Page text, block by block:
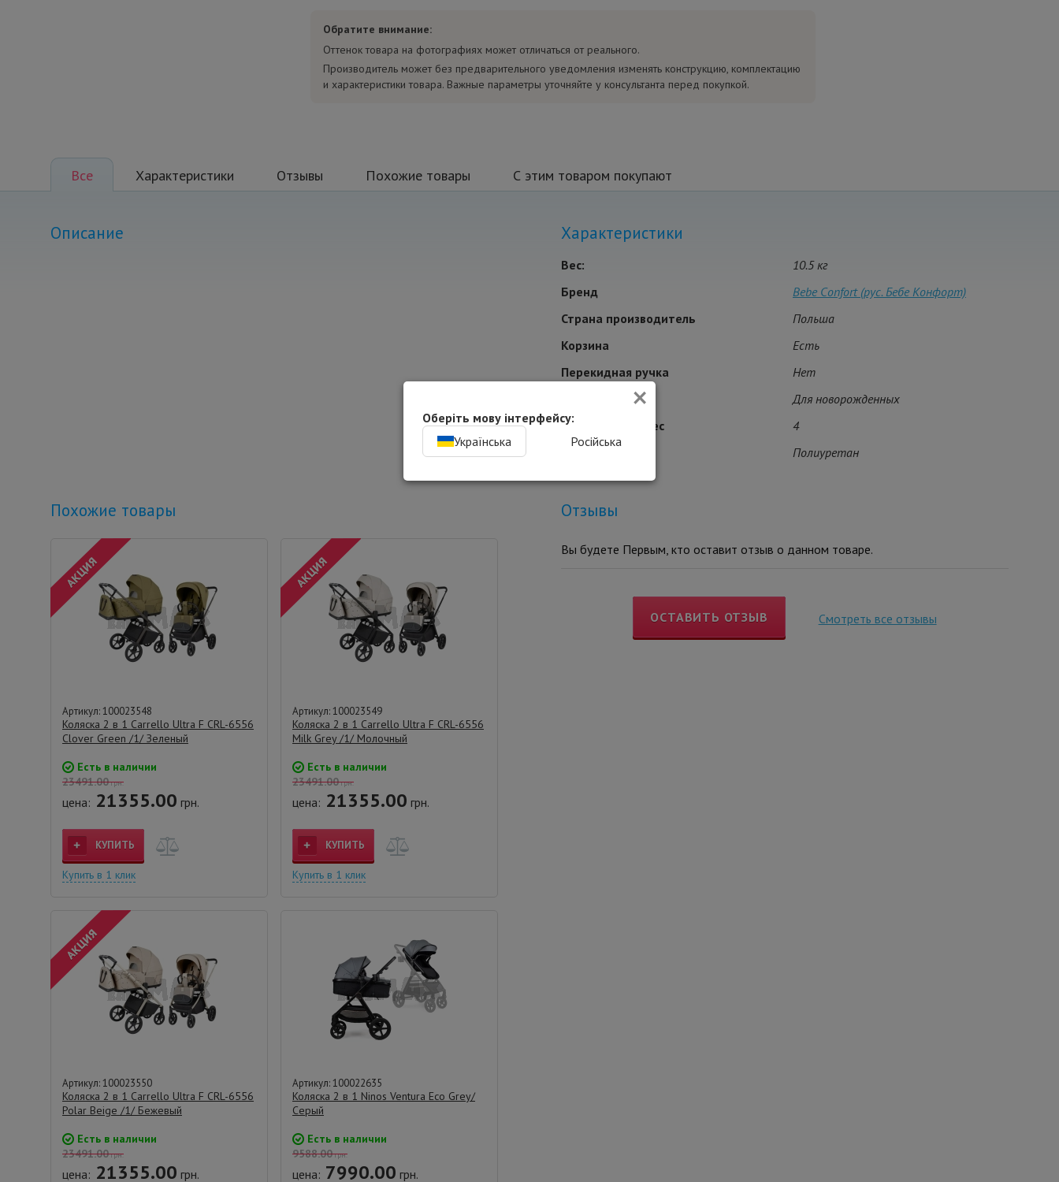
Обратите внимание:
Оттенок товара на фотографиях может отличаться от реального.
Производитель может без предварительного уведомления изменять конструкцию, комплектацию
и характеристики товара. Важные параметры уточняйте у консультанта перед покупкой.
Все Характеристики Отзывы Похожие товары С этим товаром покупают
Описание Характеристики
Вес:
10.5 кг
Бренд
Bebe Сonfort (рус. Бебе Конфорт)
Страна производитель
Польша
Корзина
Есть
Перекидная ручка
Нет
Для новорожденных
Количество колес
4
Полиуретан
Похожие товары
Артикул: 100023548
Коляска 2 в 1 Carrello Ultra F CRL-6556
Clover Green /1/ Зеленый
Есть в наличии
23491.00грн.
цена: 21355.00 грн.
КУПИТЬ
Купить в 1 клик
Артикул: 100023549
Коляска 2 в 1 Carrello Ultra F CRL-6556
Milk Grey /1/ Молочный
Есть в наличии
23491.00грн.
цена: 21355.00 грн.
КУПИТЬ
Купить в 1 клик
Артикул: 100023550
Коляска 2 в 1 Carrello Ultra F CRL-6556
Polar Beige /1/ Бежевый
Есть в наличии
23491.00грн.
цена: 21355.00 грн.
Артикул: 100022635
Коляска 2 в 1 Ninos Ventura Eco Grey/
Серый
Есть в наличии
9588.00грн.
цена: 7990.00 грн.
Отзывы
Вы будете Первым, кто оставит отзыв о данном товаре.
ОСТАВИТЬ ОТЗЫВ Смотреть все отзывы
×
Оберіть мову інтерфейсу:
Українська
Російська